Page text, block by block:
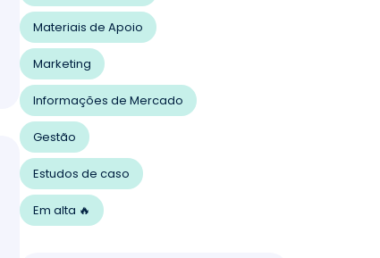
Materiais de Apoio
Marketing
Informações de Mercado
Gestão
Estudos de caso
Em alta 🔥